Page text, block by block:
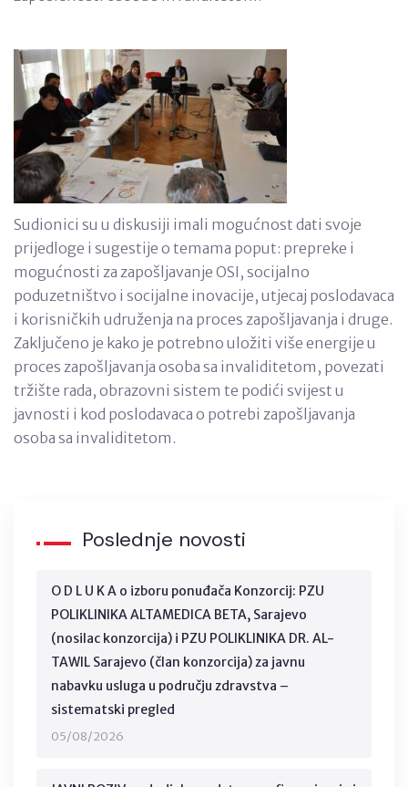
Sudionici su u diskusiji imali mogućnost dati svoje
prijedloge i sugestije o temama poput: prepreke i
mogućnosti za zapošljavanje OSI, socijalno
poduzetništvo i socijalne inovacije, utjecaj poslodavaca
i korisničkih udruženja na proces zapošljavanja i druge.
Zaključeno je kako je potrebno uložiti više energije u
proces zapošljavanja osoba sa invaliditetom, povezati
tržište rada, obrazovni sistem te podići svijest u
javnosti i kod poslodavaca o potrebi zapošljavanja
osoba sa invaliditetom.
Poslednje novosti
O D L U K A o izboru ponuđača Konzorcij: PZU
POLIKLINIKA ALTAMEDICA BETA, Sarajevo
(nosilac konzorcija) i PZU POLIKLINIKA DR. AL-
TAWIL Sarajevo (član konzorcija) za javnu
nabavku usluga u području zdravstva –
sistematski pregled
05/08/2026